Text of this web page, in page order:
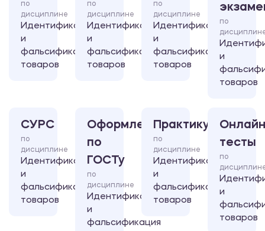
по
дисциплине
Идентификация
и
фальсификация
товаров
по
дисциплине
Идентификация
и
фальсификация
товаров
по
дисциплине
Идентификация
и
фальсификация
товаров
по
и
товаров
СУРС
по
дисциплине
Идентификация
и
фальсификация
товаров
Оформление
по
ГОСТу
по
дисциплине
Идентификация
и
фальсификация
Практикум
по
дисциплине
Идентификация
и
фальсификация
товаров
тесты
по
и
товаров